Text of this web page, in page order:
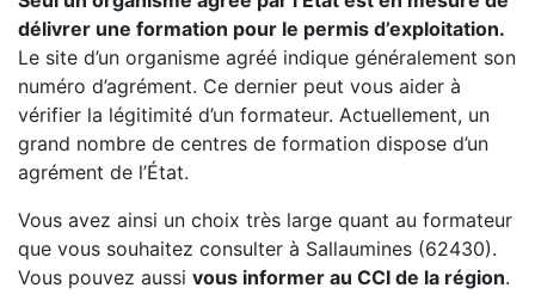
délivrer une formation pour le permis d’exploitation.
Le site d’un organisme agréé indique généralement son
numéro d’agrément. Ce dernier peut vous aider à
vérifier la légitimité d’un formateur. Actuellement, un
grand nombre de centres de formation dispose d’un
agrément de l’État.
Vous avez ainsi un choix très large quant au formateur
que vous souhaitez consulter à Sallaumines (62430).
Vous pouvez aussi vous informer au CCI de la région.